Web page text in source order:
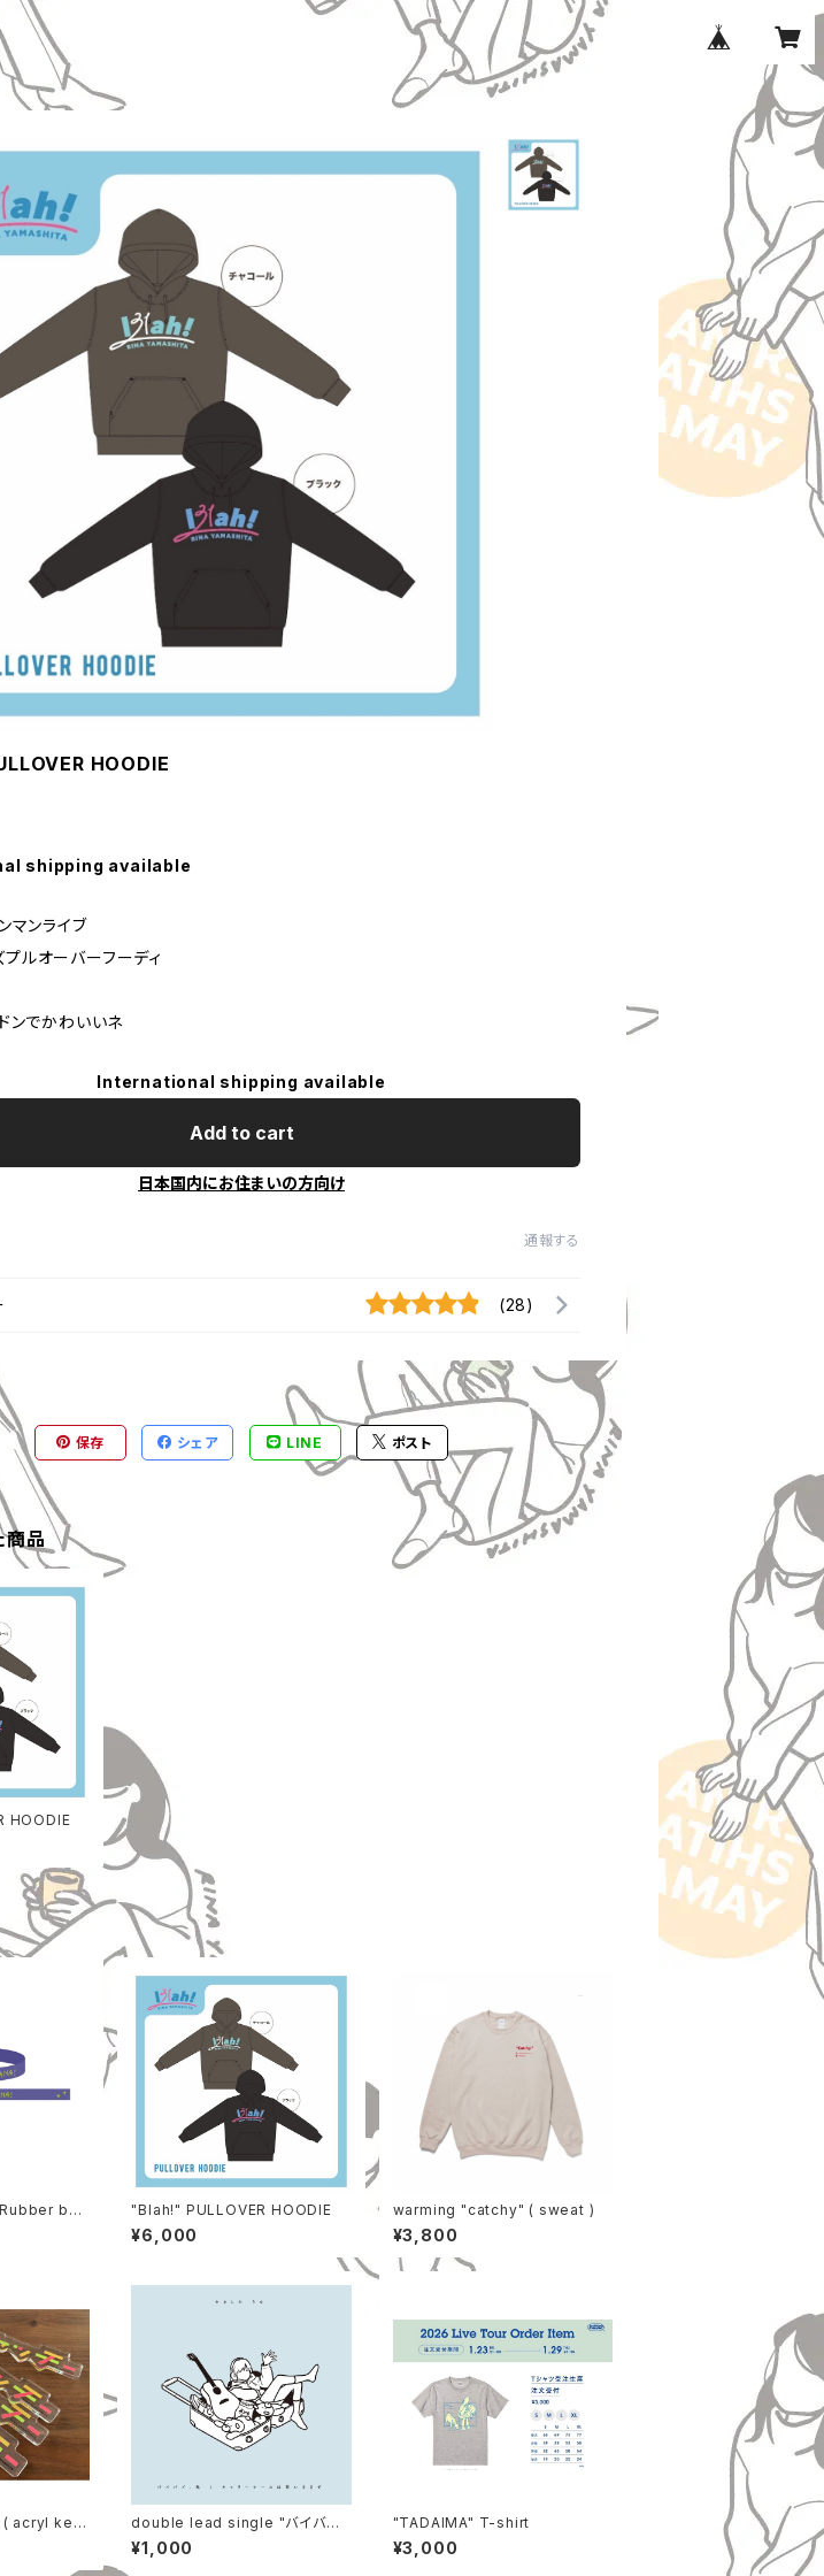
HOODIE
shipping available
マンライブ
ルオーバーフーディ
ンでかわいいネ
International shipping available
Add to cart
日本国内にお住まいの方向け
通報する
(28)
保存 シェア LINE ポスト
商品
HOODIE
ban
"Blah!" PULLOVER HOODIE
¥6,000
warming "catchy" ( sweat )
¥3,800
acryl key
double lead single "バイバイ、
私 / キャリーケースは重いままで
¥1,000
"TADAIMA" T-shirt
¥3,000